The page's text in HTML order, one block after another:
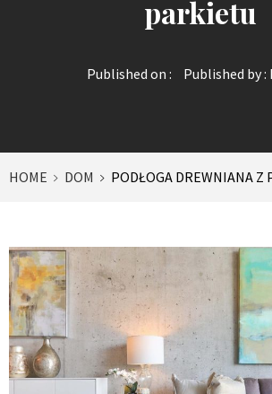
parkietu
Published on : Published by :
HOME DOM PODŁOGA DREWNIANA Z